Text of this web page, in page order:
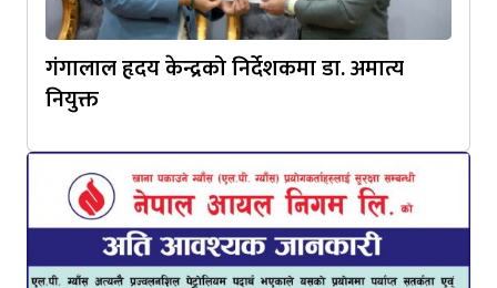
गंगालाल हृदय केन्द्रको निर्देशकमा डा. अमात्य
नियुक्त